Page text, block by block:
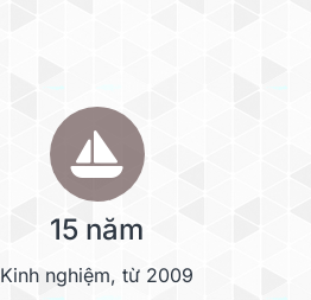
15 năm
Kinh nghiệm, từ 2009